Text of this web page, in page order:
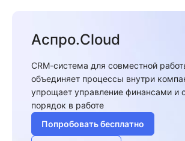
Аспро.Cloud
CRM-система для совместной
объединяет процессы внутри
упрощает управление финансами и
порядок в работе
Попробовать бесплатно